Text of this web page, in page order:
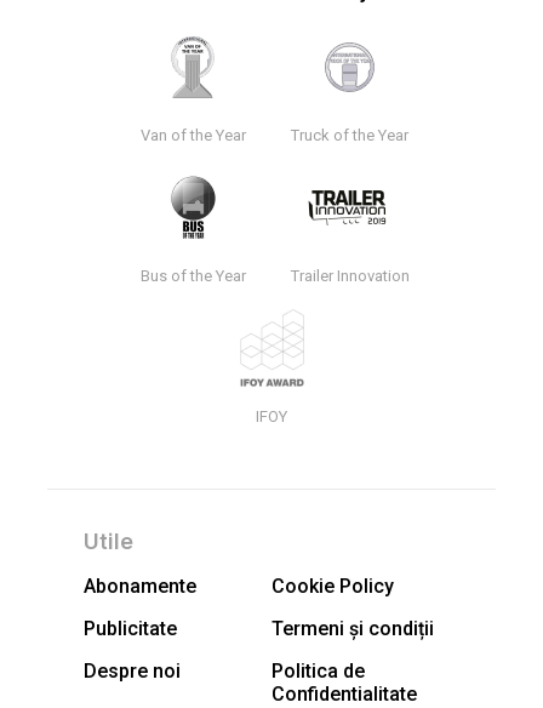
Van of the Year Truck of the Year
Bus of the Year Trailer Innovation
IFOY
Utile
Abonamente
Cookie Policy
Publicitate
Termeni și condiții
Despre noi
Politica de
Confidentialitate